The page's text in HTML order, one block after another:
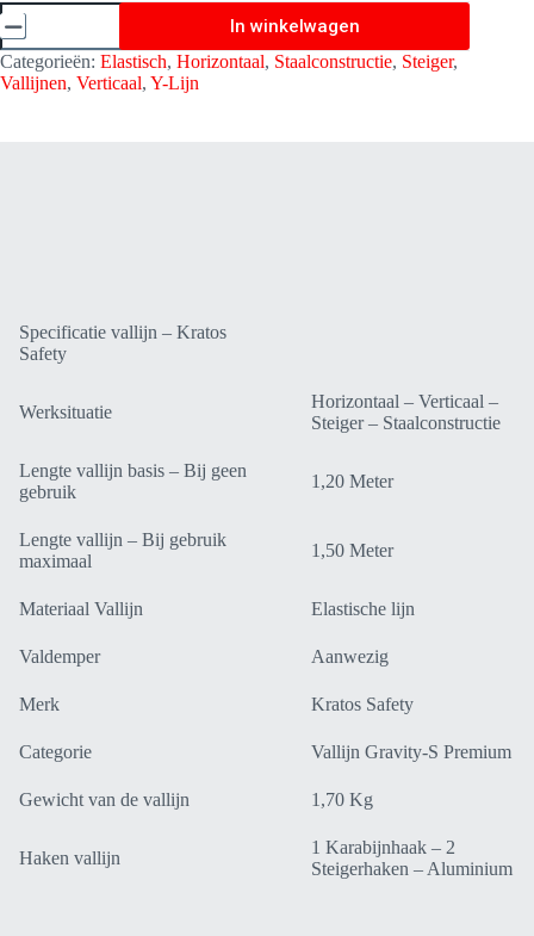
Vallijn
Gravity-
S
Premium
Elastische
FA3082015
aantal
In winkelwagen
Categorieën: Elastisch, Horizontaal, Staalconstructie, Steiger,
Vallijnen, Verticaal, Y-Lijn
Specificatie vallijn – Kratos
Safety
Werksituatie
Horizontaal – Verticaal –
Steiger – Staalconstructie
Lengte vallijn basis – Bij geen
gebruik
1,20 Meter
Lengte vallijn – Bij gebruik
maximaal
1,50 Meter
Materiaal Vallijn Elastische lijn
Valdemper Aanwezig
Merk Kratos Safety
Categorie Vallijn Gravity-S Premium
Gewicht van de vallijn 1,70 Kg
Haken vallijn
1 Karabijnhaak – 2
Steigerhaken – Aluminium